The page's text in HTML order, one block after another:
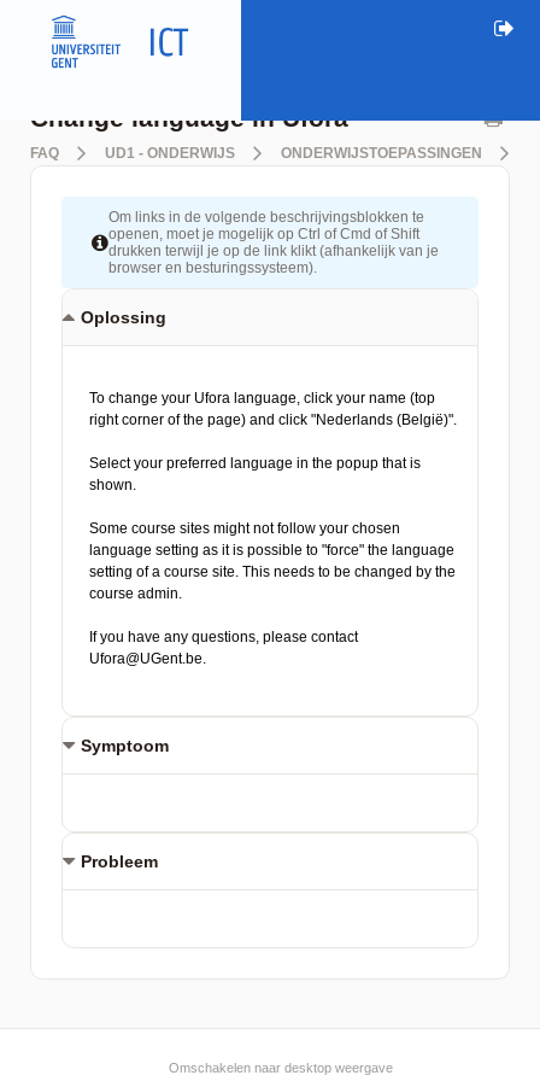
Change language in Ufora
FAQ UD1 - ONDERWIJS ONDERWIJSTOEPASSINGEN
Om links in de volgende beschrijvingsblokken te
openen, moet je mogelijk op Ctrl of Cmd of Shift
drukken terwijl je op de link klikt (afhankelijk van je
browser en besturingssysteem).
Oplossing
Symptoom
Probleem
Omschakelen naar desktop weergave